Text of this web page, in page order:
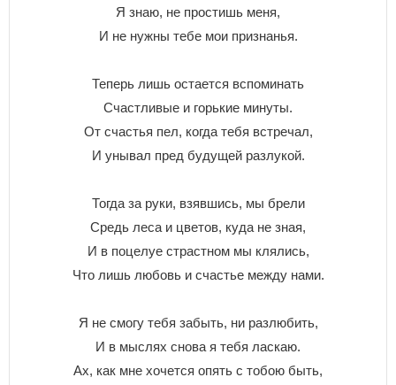
Я знаю, не простишь меня,
И не нужны тебе мои признанья.
Теперь лишь остается вспоминать
Счастливые и горькие минуты.
От счастья пел, когда тебя встречал,
И унывал пред будущей разлукой.
Тогда за руки, взявшись, мы брели
Средь леса и цветов, куда не зная,
И в поцелуе страстном мы клялись,
Что лишь любовь и счастье между нами.
Я не смогу тебя забыть, ни разлюбить,
И в мыслях снова я тебя ласкаю.
Ах, как мне хочется опять с тобою быть,